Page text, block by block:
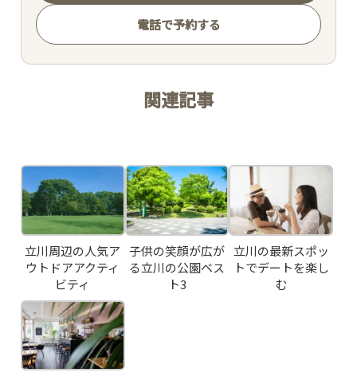
TOP
CONCEPT
PICK UP WINE
MENU
SNS
電話で予約する
関連記事
立川周辺の人気ア
ウトドアアクティ
ビティ
子供の笑顔が広が
る立川の公園ベス
ト3
立川の最新スポッ
トでデートを楽し
む